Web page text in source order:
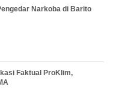
Narkoba di Barito
Faktual ProKlim,